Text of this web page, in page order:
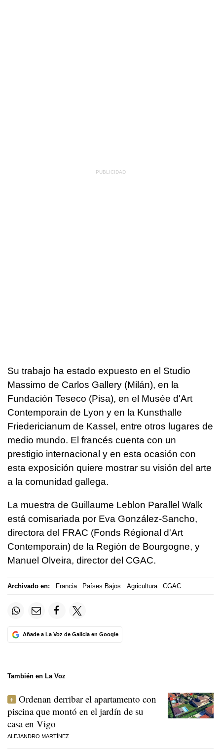
Su trabajo ha estado expuesto en el Studio
Massimo de Carlos Gallery (Milán), en la
Fundación Teseco (Pisa), en el Musée d'Art
Contemporain de Lyon y en la Kunsthalle
Friedericianum de Kassel, entre otros lugares de
medio mundo. El francés cuenta con un
prestigio internacional y en esta ocasión con
esta exposición quiere mostrar su visión del arte
a la comunidad gallega.
La muestra de Guillaume Leblon Parallel Walk
está comisariada por Eva González-Sancho,
directora del FRAC (Fonds Régional d'Art
Contemporain) de la Región de Bourgogne, y
Manuel Olveira, director del CGAC.
Archivado en: Francia Países Bajos Agricultura CGAC
Añade a La Voz de Galicia en Google
También en La Voz
Ordenan derribar el apartamento con
piscina que montó en el jardín de su
casa en Vigo
ALEJANDRO MARTÍNEZ